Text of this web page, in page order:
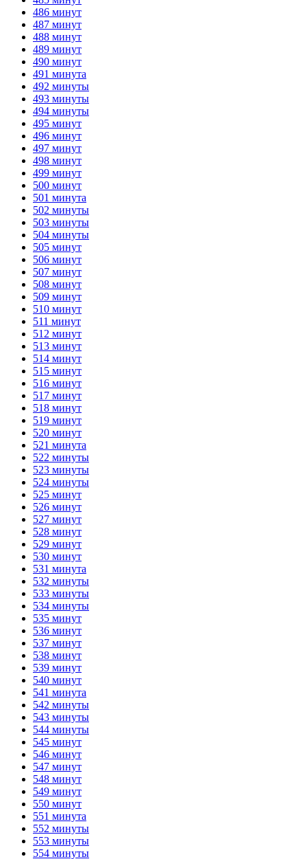
486 минут
487 минут
488 минут
489 минут
490 минут
491 минута
492 минуты
493 минуты
494 минуты
495 минут
496 минут
497 минут
498 минут
499 минут
500 минут
501 минута
502 минуты
503 минуты
504 минуты
505 минут
506 минут
507 минут
508 минут
509 минут
510 минут
511 минут
512 минут
513 минут
514 минут
515 минут
516 минут
517 минут
518 минут
519 минут
520 минут
521 минута
522 минуты
523 минуты
524 минуты
525 минут
526 минут
527 минут
528 минут
529 минут
530 минут
531 минута
532 минуты
533 минуты
534 минуты
535 минут
536 минут
537 минут
538 минут
539 минут
540 минут
541 минута
542 минуты
543 минуты
544 минуты
545 минут
546 минут
547 минут
548 минут
549 минут
550 минут
551 минута
552 минуты
553 минуты
554 минуты